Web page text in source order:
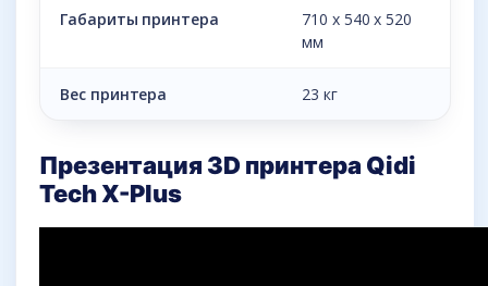
Габариты принтера
710 x 540 x 520
мм
Вес принтера 23 кг
Презентация 3D принтера Qidi
Tech X-Plus